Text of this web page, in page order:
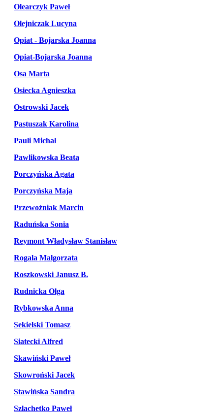
Olearczyk Paweł
Olejniczak Lucyna
Opiat - Bojarska Joanna
Opiat-Bojarska Joanna
Osa Marta
Osiecka Agnieszka
Ostrowski Jacek
Pastuszak Karolina
Pauli Michał
Pawlikowska Beata
Porczyńska Agata
Porczyńska Maja
Przewoźniak Marcin
Raduńska Sonia
Reymont Władysław Stanisław
Rogala Malgorzata
Roszkowski Janusz B.
Rudnicka Olga
Rybkowska Anna
Sekielski Tomasz
Siatecki Alfred
Skawiński Paweł
Skowroński Jacek
Stawińska Sandra
Szlachetko Paweł